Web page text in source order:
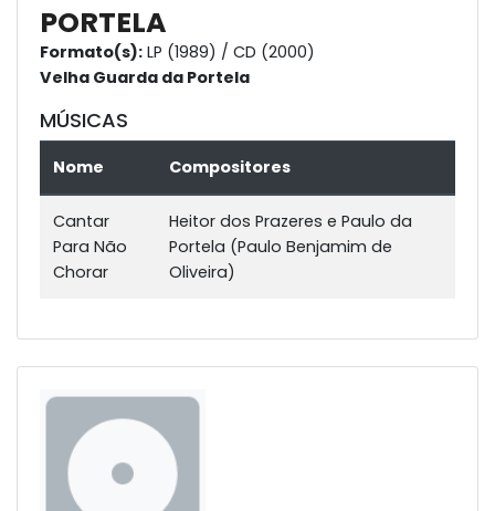
PORTELA
Formato(s): LP (1989) / CD (2000)
Velha Guarda da Portela
MÚSICAS
Nome Compositores
Cantar
Para Não
Chorar
Heitor dos Prazeres e Paulo da
Portela (Paulo Benjamim de
Oliveira)